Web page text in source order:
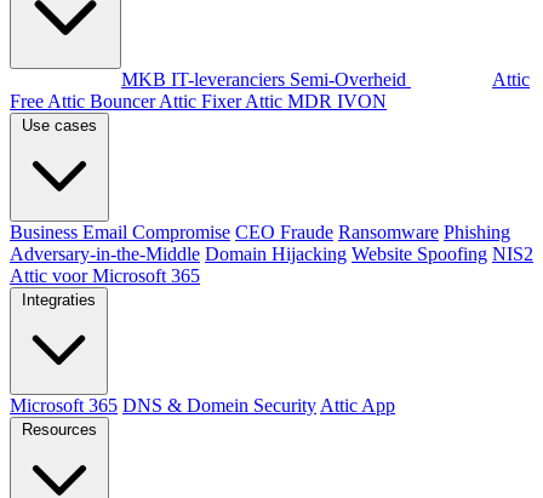
MKB IT-leveranciers Semi-Overheid
Attic
Free Attic BouncerAttic FixerAttic MDR IVON
Business Email Compromise CEO Fraude Ransomware Phishing
Adversary-in-the-Middle Domain Hijacking Website Spoofing NIS2
Attic voor Microsoft 365
Microsoft 365 DNS & Domein Security Attic App